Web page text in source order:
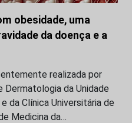
obesidade, uma
da doença e a
realizada por
da Unidade
da Clínica Universitária de
Medicina da…